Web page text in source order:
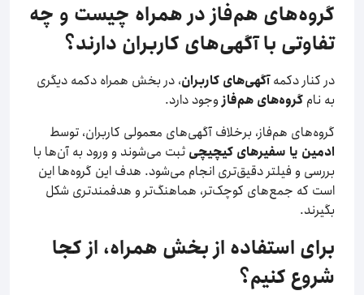
گروه‌های هم‌فاز در همراه چیست و چه
تفاوتی با آگهی‌های کاربران دارند؟
در کنار دکمهآگهی‌های کاربران، در بخش همراه دکمه دیگری
به نام گروه‌های هم‌فازوجود دارد.
گروه‌های هم‌فاز، برخلاف آگهی‌های معمولی کاربران، توسط
ادمین یا سفیرهای کیچیچی ثبت می‌شوند و ورود به آن‌ها با
بررسی و فیلتر دقیق‌تری انجام می‌شود. هدف این گروه‌ها این
است که جمع‌های کوچک‌تر، هماهنگ‌تر و هدفمندتری شکل
بگیرند.
برای استفاده از بخش همراه، از کجا
شروع کنیم؟